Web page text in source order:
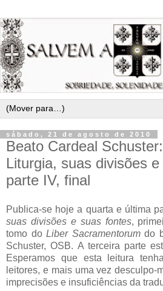
sábado, 21 de agosto de 2010
Beato Cardeal
Liturgia, suas divisões
parte IV, final
Publica-se hoje a quarta e última
suas divisões e suas fontes,
tomo doLiber Sacramentorumdo
Schuster, OSB. A terceira parte
Esperamos que esta leitura
leitores, e mais uma vez desculpo-
imprecisões e insuficiências da